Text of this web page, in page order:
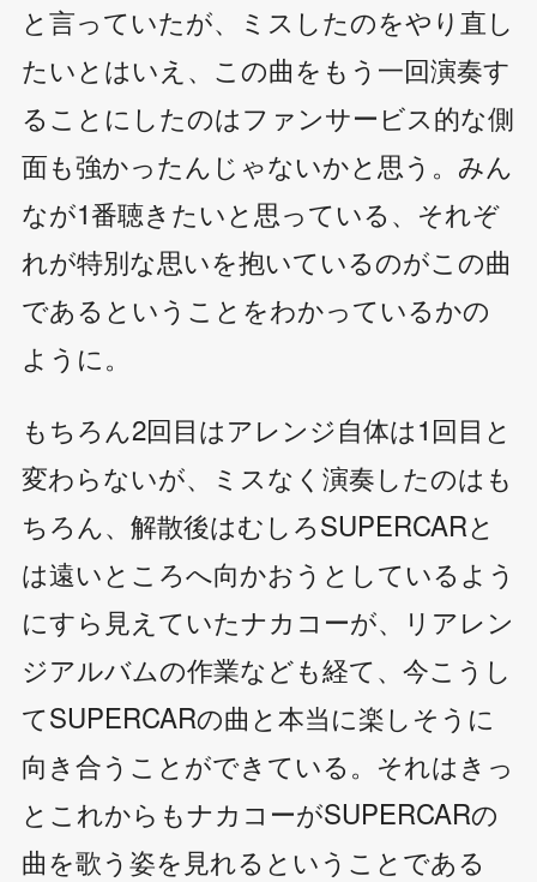
と言っていたが、ミスしたのをやり直し
たいとはいえ、この曲をもう一回演奏す
ることにしたのはファンサービス的な側
面も強かったんじゃないかと思う。みん
なが1番聴きたいと思っている、それぞ
れが特別な思いを抱いているのがこの曲
であるということをわかっているかの
ように。
もちろん2回目はアレンジ自体は1回目と
変わらないが、ミスなく演奏したのはも
ちろん、解散後はむしろSUPERCARと
は遠いところへ向かおうとしているよう
にすら見えていたナカコーが、リアレン
ジアルバムの作業なども経て、今こうし
てSUPERCARの曲と本当に楽しそうに
向き合うことができている。それはきっ
とこれからもナカコーがSUPERCARの
曲を歌う姿を見れるということである